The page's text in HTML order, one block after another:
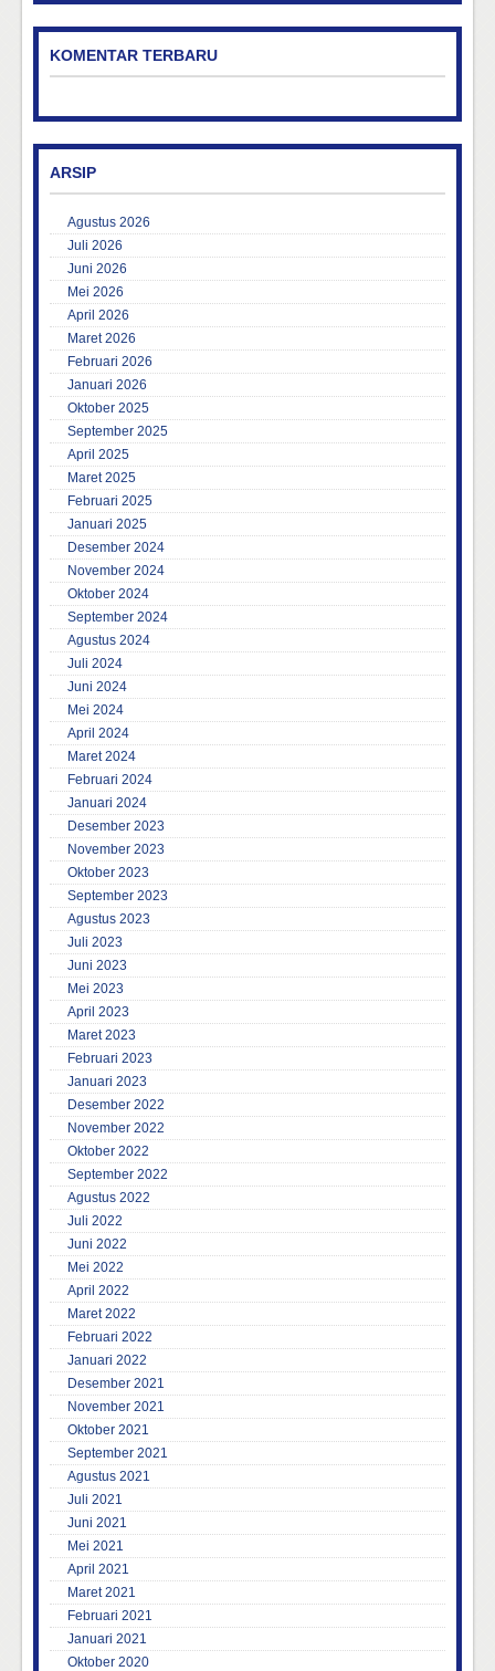
KOMENTAR TERBARU
ARSIP
Agustus 2026
Juli 2026
Juni 2026
Mei 2026
April 2026
Maret 2026
Februari 2026
Januari 2026
Oktober 2025
September 2025
April 2025
Maret 2025
Februari 2025
Januari 2025
Desember 2024
November 2024
Oktober 2024
September 2024
Agustus 2024
Juli 2024
Juni 2024
Mei 2024
April 2024
Maret 2024
Februari 2024
Januari 2024
Desember 2023
November 2023
Oktober 2023
September 2023
Agustus 2023
Juli 2023
Juni 2023
Mei 2023
April 2023
Maret 2023
Februari 2023
Januari 2023
Desember 2022
November 2022
Oktober 2022
September 2022
Agustus 2022
Juli 2022
Juni 2022
Mei 2022
April 2022
Maret 2022
Februari 2022
Januari 2022
Desember 2021
November 2021
Oktober 2021
September 2021
Agustus 2021
Juli 2021
Juni 2021
Mei 2021
April 2021
Maret 2021
Februari 2021
Januari 2021
Oktober 2020